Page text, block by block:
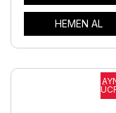
HEMEN AL